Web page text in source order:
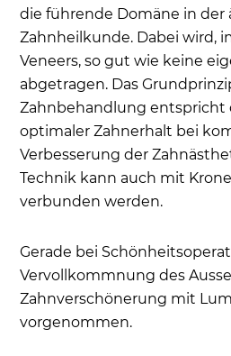
die führende Domäne in der
Zahnheilkunde. Dabei wird,
Veneers, so gut wie keine
abgetragen. Das
Zahnbehandlung entspricht
optimaler Zahnerhalt bei
Verbesserung der
Technik kann auch mit
verbunden werden.
Gerade bei
Vervollkommnung des
Zahnverschönerung mit
vorgenommen.